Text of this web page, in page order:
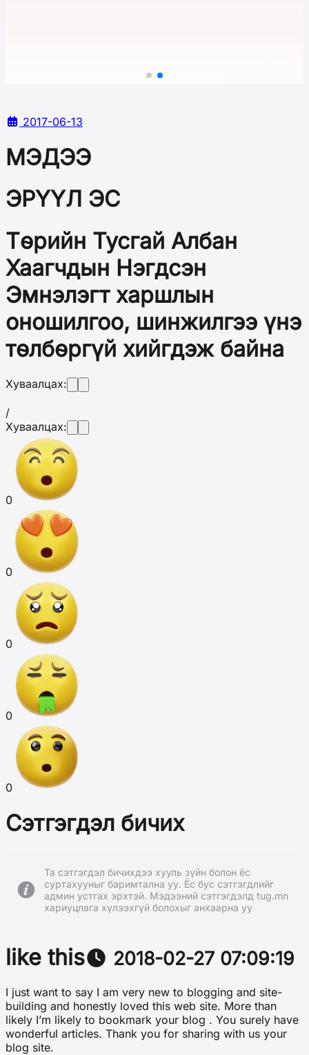
2017-06-13
МЭДЭЭ
ЭРҮҮЛ ЭС
Төрийн Тусгай Албан
Хаагчдын Нэгдсэн
Эмнэлэгт харшлын
оношилгоо, шинжилгээ үнэ
төлбөргүй хийгдэж байна
Хуваалцах:
/
Хуваалцах:
0
0
0
0
0
Сэтгэгдэл бичих
Та сэтгэгдэл бичихдээ хууль зүйн болон ёс
суртахууныг баримтална уу. Ёс бус сэтгэгдлийг
админ устгах эрхтэй. Мэдээний сэтгэгдэлд tug.mn
хариуцлага хүлээхгүй болохыг анхаарна уу
like this 2018-02-27 07:09:19
I just want to say I am very new to blogging and site-
building and honestly loved this web site. More than
likely I’m likely to bookmark your blog . You surely have
wonderful articles. Thank you for sharing with us your
blog site.